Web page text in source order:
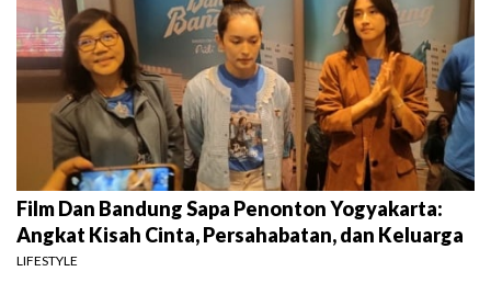
Film Dan Bandung Sapa Penonton Yogyakarta:
Angkat Kisah Cinta, Persahabatan, dan Keluarga
LIFESTYLE